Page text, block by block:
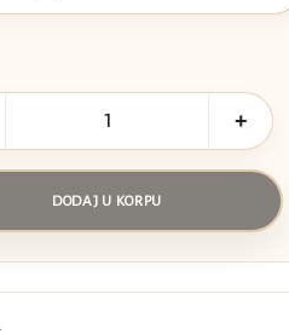
DODAJ U KORPU